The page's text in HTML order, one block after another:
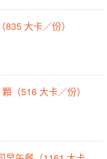
835 大卡／份）
（516 大卡／份）